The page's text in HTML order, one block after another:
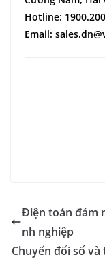
Hotline:
Email:
Điện toán đám
nh nghiệp
Chuyển đổi số